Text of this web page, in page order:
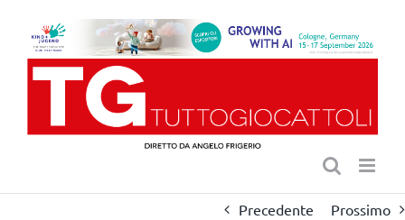
contenuto
Precedente Prossimo